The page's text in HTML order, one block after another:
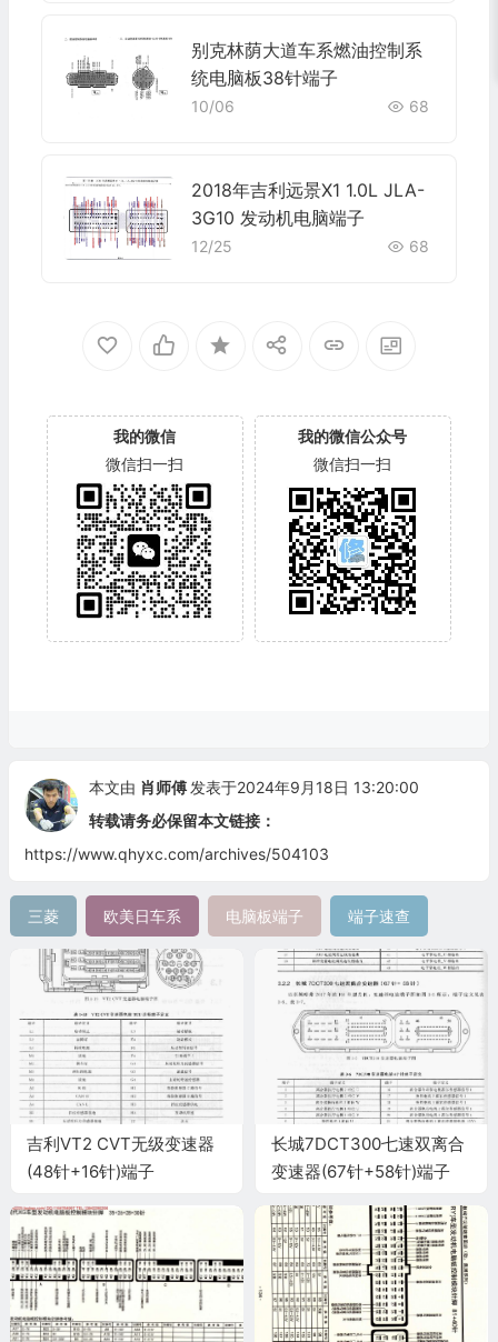
别克林荫大道车系燃油控制系
统电脑板38针端子
10/06 68
2018年吉利远景X1 1.0L JLA-
3G10 发动机电脑端子
12/25 68
我的微信
微信扫一扫
我的微信公众号
微信扫一扫
本文由 肖师傅 发表于2024年9月18日 13:20:00
转载请务必保留本文链接：
https://www.qhyxc.com/archives/504103
三菱 欧美日车系 电脑板端子 端子速查
吉利VT2 CVT无级变速器
(48针+16针)端子
长城7DCT300七速双离合
变速器(67针+58针)端子